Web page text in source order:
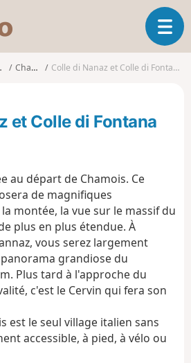
s
o
d
O
u
v
g
Chamois Colle di Nanaz et Colle di Fontana Fredda
et Colle di Fontana
au départ de Chamois. Ce
de magnifiques
montée, la vue sur le massif du
plus en plus étendue. À
vous serez largement
grandiose du
Plus tard à l'approche du
c'est le Cervin qui fera son
est le seul village italien sans
accessible, à pied, à vélo ou